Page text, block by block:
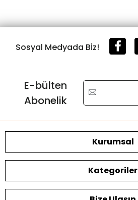
Sosyal Medyada Bİz!
E-bülten
Abonelik
Kurumsal
Kategoriler